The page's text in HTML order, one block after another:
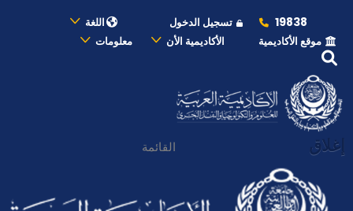
19838 تسجيل الدخول
اللغة
موقع الأكاديمية
الأكاديمية الأن معلومات
إغلاق القائمة